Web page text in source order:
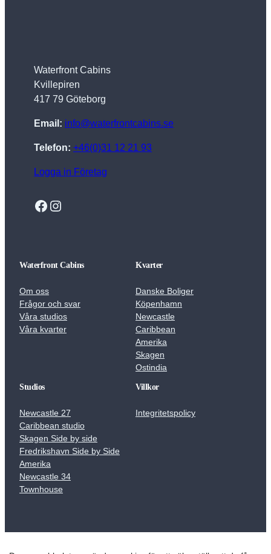
Waterfront Cabins
Kvillepiren
417 79 Göteborg
Email: info@waterfrontcabins.se
Telefon: +46(0)31 12 21 93
Logga in Företag
Facebook
Instagram
Waterfront Cabins
Om oss
Frågor och svar
Våra studios
Våra kvarter
Kvarter
Danske Boliger
Köpenhamn
Newcastle
Caribbean
Amerika
Skagen
Ostindia
Studios
Newcastle 27
Caribbean studio
Skagen Side by side
Fredrikshavn Side by Side
Amerika
Newcastle 34
Townhouse
Villkor
Integritetspolicy